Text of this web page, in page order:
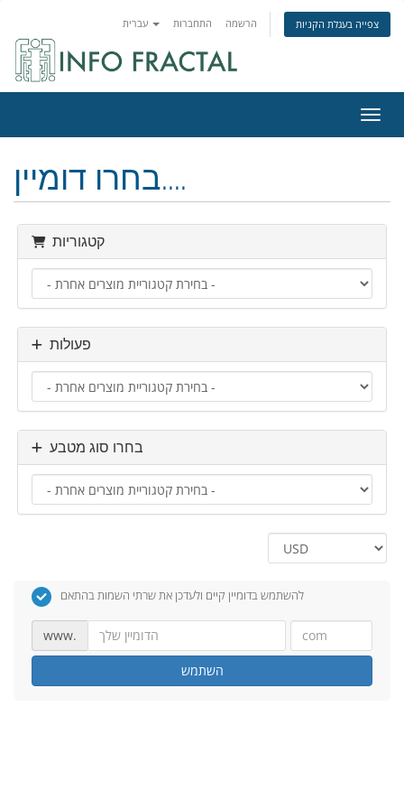
התחברות הרשמה צפייה בעגלת הקניות
בחרו דומיין....
קטגוריות
פעולות
בחרו סוג מטבע
להשתמש בדומיין קיים ולעדכן את שרתי השמות בהתאם
www.
השתמש